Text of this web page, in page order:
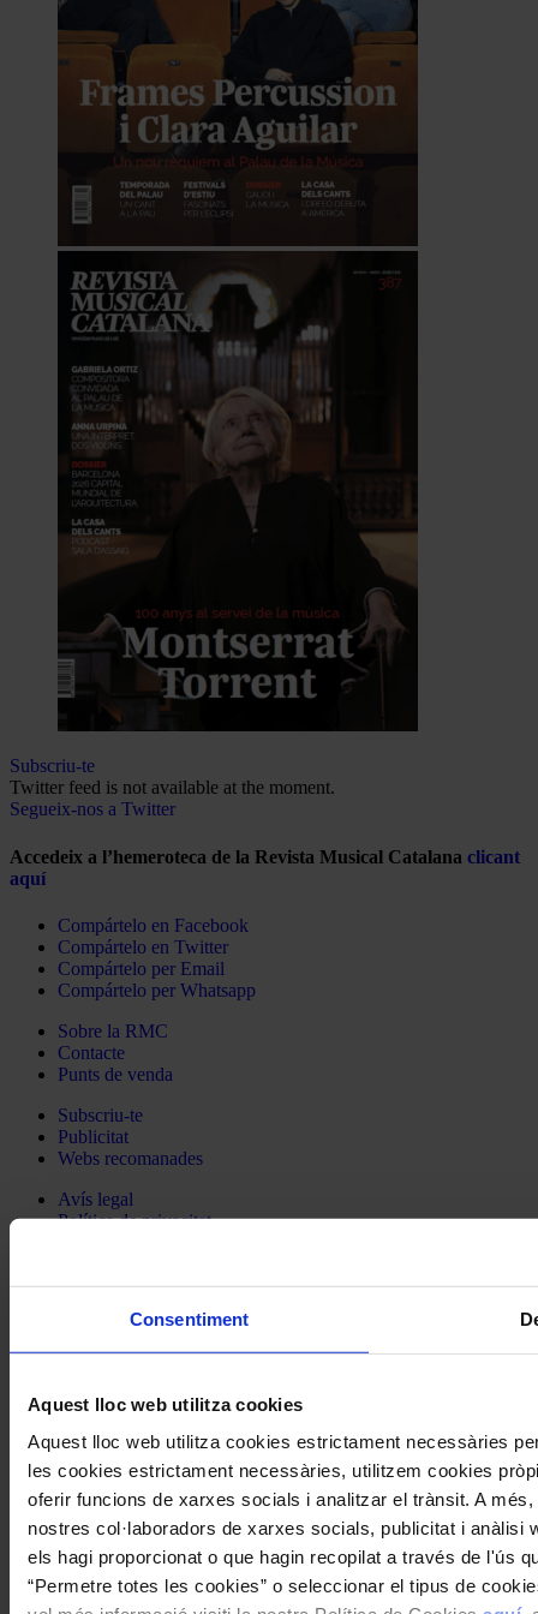
Consentiment
Aquest lloc web utilitza cookies
Aquest lloc web utilitza cookies estrictament necessàries
les cookies estrictament necessàries, utilitzem cookies
oferir funcions de xarxes socials i analitzar el trànsit. A
nostres col·laboradors de xarxes socials, publicitat i
els hagi proporcionat o que hagin recopilat a través de l'ús
“Permetre totes les cookies” o seleccionar el tipus de
Subscriu-te
Twitter feed is not available at the moment.
Segueix-nos a Twitter
Accedeix a l’hemeroteca de la Revista Musical Catalana clicant
aquí
Compártelo en Facebook
Compártelo en Twitter
Compártelo per Email
Compártelo per Whatsapp
Sobre la RMC
Contacte
Punts de venda
Subscriu-te
Publicitat
Webs recomanades
Avís legal
Política de privacitat
Segueix la RMC
La Revista Musical Catalana a Twitter
La Revista Musical Catalana a Spotify
© 2026 Revista Musical Catalana - Tots els drets reservats.
Cerca